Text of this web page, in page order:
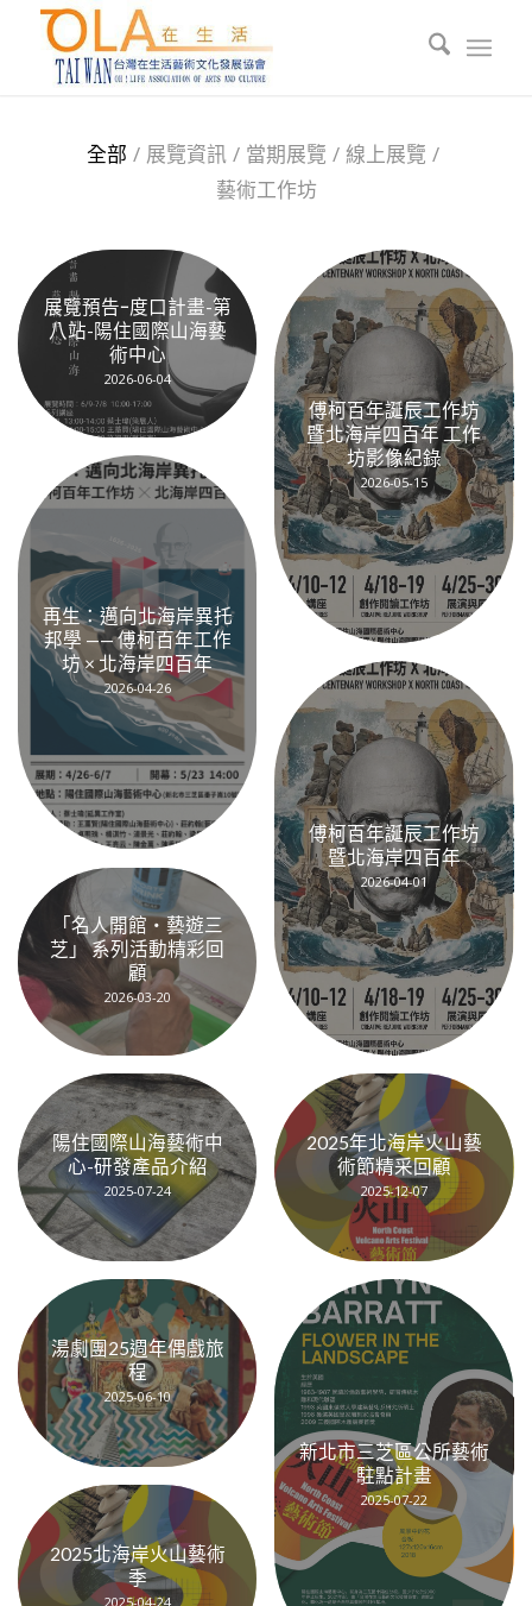
全部 / 展覽資訊 / 當期展覽 / 線上展覽 /
藝術工作坊
展覽預告ｰ度口計畫-第
八站-陽住國際山海藝
術中心
2026-06-04
傅柯百年誕辰工作坊
暨北海岸四百年 工作
坊影像紀錄
2026-05-15
再生：邁向北海岸異托
邦學 —— 傅柯百年工作
坊 × 北海岸四百年
2026-04-26
傅柯百年誕辰工作坊
暨北海岸四百年
2026-04-01
「名人開館・藝遊三
芝」 系列活動精彩回
顧
2026-03-20
2025年北海岸火山藝
術節精采回顧
2025-12-07
陽住國際山海藝術中
心-研發產品介紹
2025-07-24
新北市三芝區公所藝術
駐點計畫
2025-07-22
湯劇團25週年偶戲旅
程
2025-06-10
2025北海岸火山藝術
季
2025-04-24